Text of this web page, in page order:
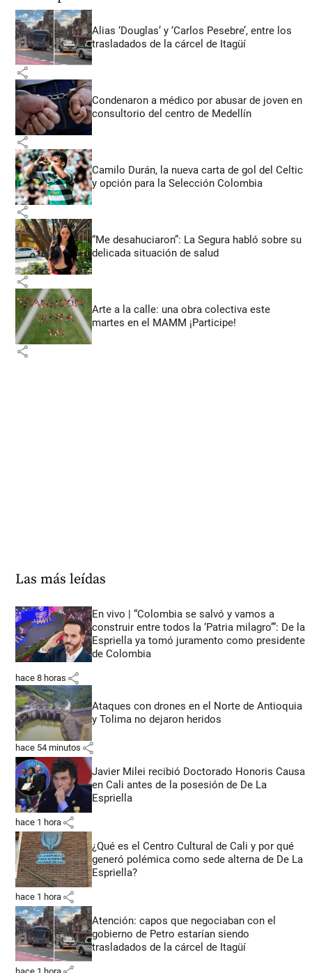
Alias ‘Douglas’ y ‘Carlos Pesebre’, entre los
trasladados de la cárcel de Itagüí
share
Condenaron a médico por abusar de joven en
consultorio del centro de Medellín
share
Camilo Durán, la nueva carta de gol del Celtic
y opción para la Selección Colombia
share
“Me desahuciaron”: La Segura habló sobre su
delicada situación de salud
share
Arte a la calle: una obra colectiva este
martes en el MAMM ¡Participe!
share
Las más leídas
En vivo | “Colombia se salvó y vamos a
construir entre todos la ‘Patria milagro’”: De la
Espriella ya tomó juramento como presidente
de Colombia
hace 8 horas share
Ataques con drones en el Norte de Antioquia
y Tolima no dejaron heridos
hace 54 minutos share
Javier Milei recibió Doctorado Honoris Causa
en Cali antes de la posesión de De La
Espriella
hace 1 hora share
¿Qué es el Centro Cultural de Cali y por qué
generó polémica como sede alterna de De La
Espriella?
hace 1 hora share
Atención: capos que negociaban con el
gobierno de Petro estarían siendo
trasladados de la cárcel de Itagüí